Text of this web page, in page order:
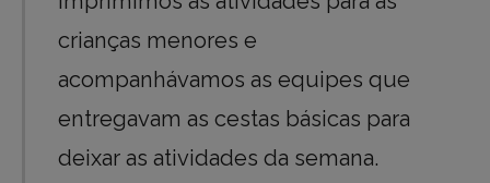
crianças menores e
acompanhávamos as equipes que
entregavam as cestas básicas para
deixar as atividades da semana.